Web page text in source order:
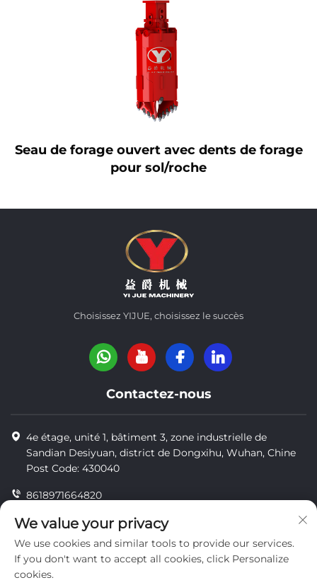
Seau de forage ouvert avec dents de forage
pour sol/roche
Choisissez YIJUE, choisissez le succès
Contactez-nous
4e étage, unité 1, bâtiment 3, zone industrielle de
Sandian Desiyuan, district de Dongxihu, Wuhan, Chine
Post Code: 430040
8618971664820
8618971664820
[email protected]
We value your privacy
We use cookies and similar tools to provide our services.
If you don't want to accept all cookies, click Personalize
cookies.